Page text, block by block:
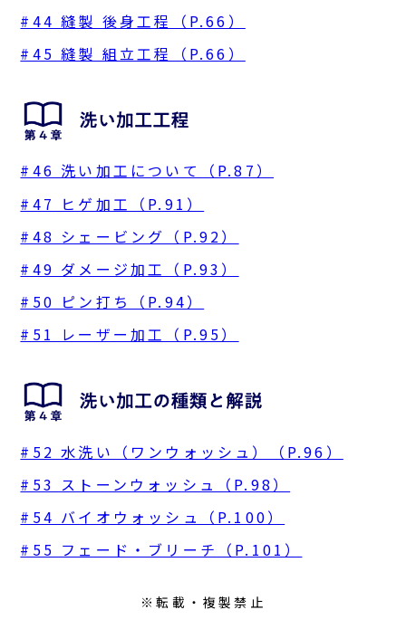
#44 縫製 後身工程（P.66）
#45 縫製 組立工程（P.66）
#46 洗い加工について（P.87）
#47 ヒゲ加工（P.91）
#48 シェービング（P.92）
#49 ダメージ加工（P.93）
#50 ピン打ち（P.94）
#51 レーザー加工（P.95）
#52 水洗い（ワンウォッシュ）（P.96）
#53 ストーンウォッシュ（P.98）
#54 バイオウォッシュ（P.100）
#55 フェード・ブリーチ（P.101）
※転載・複製禁止